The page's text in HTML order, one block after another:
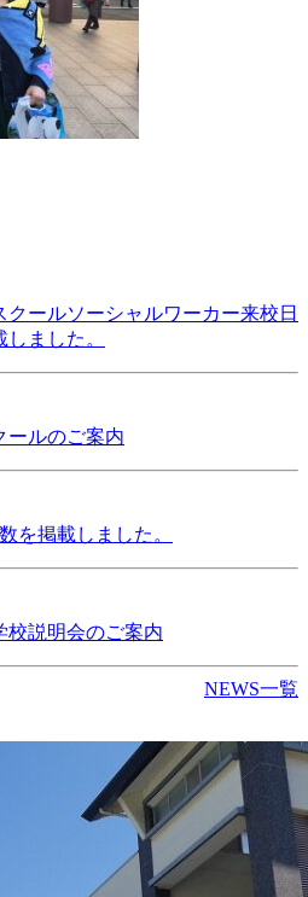
ールソーシャルワーカー来校日
ました。
ルのご案内
を掲載しました。
説明会のご案内
NEWS一覧